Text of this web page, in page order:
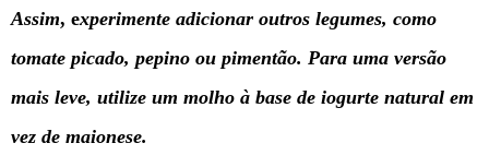
Assim, experimente adicionar outros legumes, como
tomate picado, pepino ou pimentão. Para uma versão
mais leve, utilize um molho à base de iogurte natural em
vez de maionese.